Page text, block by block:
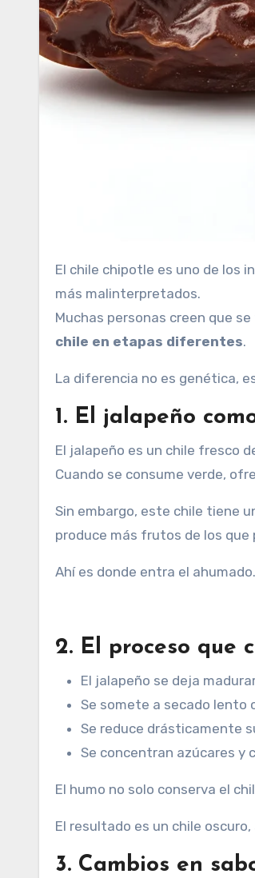
El chile chipotle es uno de los ingredientes más representativos de la cocina mexicana, pero también uno de los
más malinterpretados.
Muchas personas creen que
chile en etapas diferentes.
La diferencia no es genética,
1. El jalapeño
El jalapeño es un chile fresco
Cuando se consume verde,
Sin embargo, este chile tiene
produce más frutos de los
Ahí es donde entra el ahumado.
2. El proceso que
El jalapeño se deja
Se somete a secado lento
Se reduce drásticamente
Se concentran azúcares y
El humo no solo conserva el
El resultado es un chile
3. Cambios en